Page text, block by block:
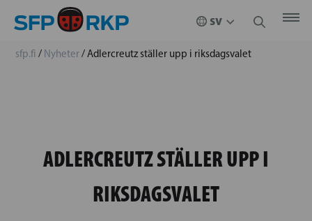
sfp.fi / Nyheter/Adlercreutz ställer upp i riksdagsvalet
ADLERCREUTZ STÄLLER UPP I
RIKSDAGSVALET